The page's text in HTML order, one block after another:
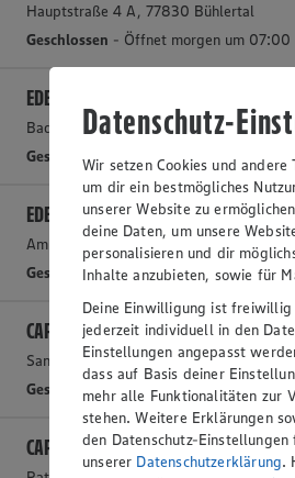
Hauptstraße 4 A, 77830 Bühlertal
Geschlossen - Öffnet morgen um 07:00
EDEKA Fitterer
Badener Straße 18, 76437 Rastatt
Geschlossen
- Öffnet morgen um 07:00
EDEKA Oser
Am Hecklehamm 2, 76549 Hügelsheim
Geschlossen- Öffnet morgen um 08:00
CAP Markt Baden-Baden Sandweier
Sandweierer Straße 15, 76532 Baden-
Geschlossen- Öffnet morgen um 08:00
CAP Markt Gaggenau
Datenschutz-
Wir setzen Cookies und andere
um dir ein bestmögliches
unserer Website zu
deine Daten, um unsere
personalisieren und dir
Inhalte anzubieten, sowie für
Deine Einwilligung ist freiwillig
jederzeit individuell in den
Einstellungen angepasst
dass auf Basis deiner
mehr alle Funktionalitäten zur
stehen. Weitere Erklärungen
den Datenschutz-
unserer Datenschutzerklärung.